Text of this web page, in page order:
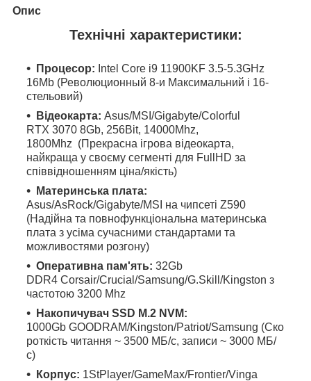
Опис
Технічні характеристики:
Процесор: Intel Core i9 11900KF 3.5-5.3GHz
16Mb (Революционный 8-и Максимальний і 16-
стельовий)
Відеокарта: Asus/MSI/Gigabyte/Colorful
RTX 3070 8Gb, 256Bit, 14000Mhz,
1800Mhz (Прекрасна ігрова відеокарта,
найкраща у своєму сегменті для FullHD за
співвідношенням ціна/якість)
Материнська плата:
Asus/AsRock/Gigabyte/MSI на чипсеті Z590
(Надійна та повнофункціональна материнська
плата з усіма сучасними стандартами та
можливостями розгону)
Оперативна пам'ять: 32Gb
DDR4 Corsair/Crucial/Samsung/G.Skill/Kingston з
частотою 3200 Mhz
Накопичувач SSD M.2 NVM:
1000Gb GOODRAM/Kingston/Patriot/Samsung (Ско
роткість читання ~ 3500 МБ/с, записи ~ 3000 МБ/
с)
Корпус: 1StPlayer/GameMax/Frontier/Vinga